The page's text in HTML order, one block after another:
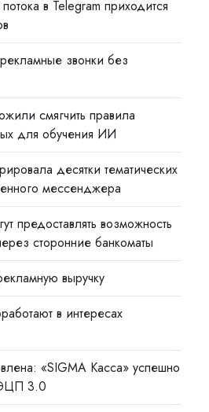
в Telegram приходится
звонки без
смягчить правила
для обучения ИИ
десятки тематических
мессенджера
предоставлять возможность
сторонние банкоматы
выручку
в интересах
«SIGMA Касса» успешно
ЭЦП 3.0